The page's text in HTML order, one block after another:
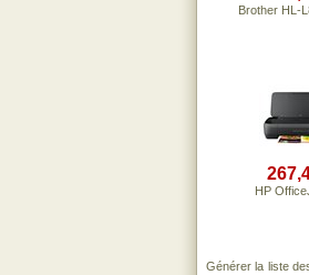
Brother HL-
HP
Générer la liste